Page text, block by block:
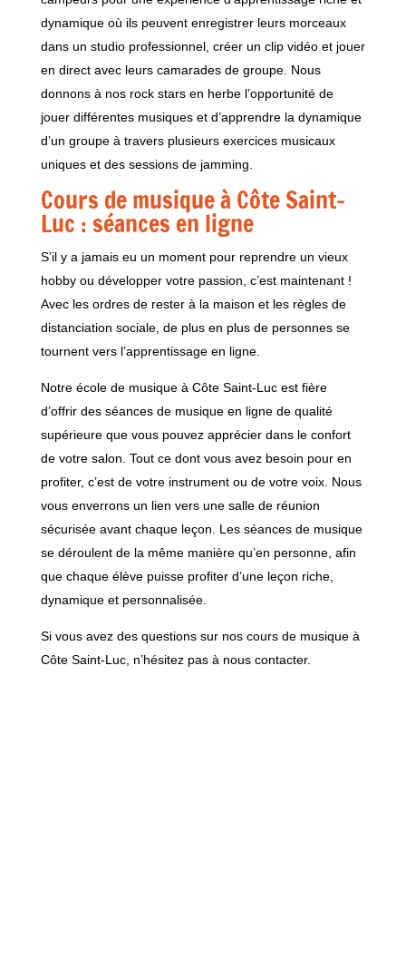
dynamique où ils peuvent enregistrer leurs morceaux
dans un studio professionnel, créer un clip vidéo et jouer
en direct avec leurs camarades de groupe. Nous
donnons à nos rock stars en herbe l’opportunité de
jouer différentes musiques et d’apprendre la dynamique
d’un groupe à travers plusieurs exercices musicaux
uniques et des sessions de jamming.
Cours de musique à Côte Saint-
Luc : séances en ligne
S’il y a jamais eu un moment pour reprendre un vieux
hobby ou développer votre passion, c’est maintenant !
Avec les ordres de rester à la maison et les règles de
distanciation sociale, de plus en plus de personnes se
tournent vers l’apprentissage en ligne.
Notre école de musique à Côte Saint-Luc est fière
d’offrir des séances de musique en ligne de qualité
supérieure que vous pouvez apprécier dans le confort
de votre salon. Tout ce dont vous avez besoin pour en
profiter, c’est de votre instrument ou de votre voix. Nous
vous enverrons un lien vers une salle de réunion
sécurisée avant chaque leçon. Les séances de musique
se déroulent de la même manière qu’en personne, afin
que chaque élève puisse profiter d’une leçon riche,
dynamique et personnalisée.
Si vous avez des questions sur nos cours de musique à
Côte Saint-Luc, n’hésitez pas à nous contacter.